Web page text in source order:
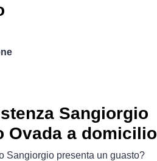
Sangiorgio
Ovada a domicilio
Sangiorgio presenta un guasto?